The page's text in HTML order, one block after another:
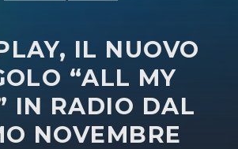
IL NUOVO
“ALL MY
IN RADIO DAL
NOVEMBRE